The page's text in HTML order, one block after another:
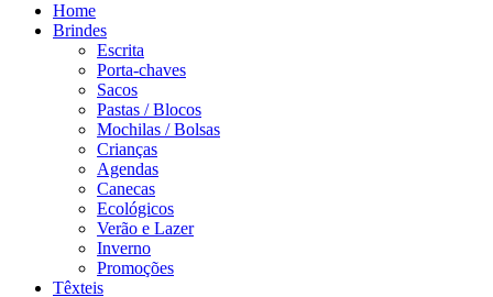
Home
Brindes
Escrita
Porta-chaves
Sacos
Pastas / Blocos
Mochilas / Bolsas
Crianças
Agendas
Canecas
Ecológicos
Verão e Lazer
Inverno
Promoções
Têxteis